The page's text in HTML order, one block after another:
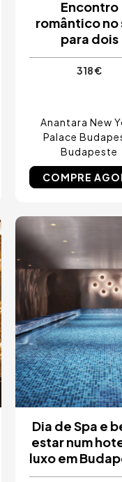
Encontro
romântico no
para dois
318 €
Anantara New
Palace
Budapeste
COMPRE
Imagem
Dia de Spa e
estar num
luxo em